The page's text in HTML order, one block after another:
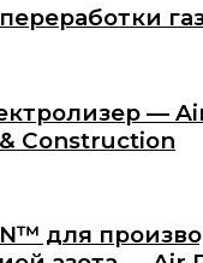
—
Construction
для